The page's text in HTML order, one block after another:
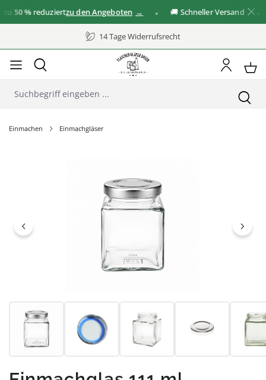
50 % reduziertzu den Angeboten 🚚 Schneller Versand
14 Tage Widerrufsrecht
Einmachen Einmachgläser